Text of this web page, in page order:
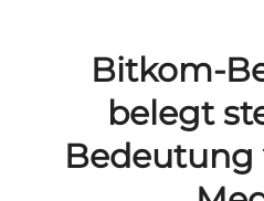
Bitkom-
belegt
Bedeutung